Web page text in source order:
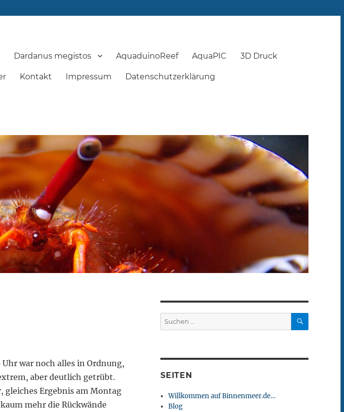
Dardanus megistos AquaduinoReef AquaPIC 3D Druck
Kontakt Impressum Datenschutzerklärung
war noch alles in Ordnung,
aber deutlich getrübt.
gleiches Ergebnis am Montag
mehr die Rückwände
Suchen
nach:
SUCHEN
SEITEN
Willkommen auf Binnenmeer.de…
Blog